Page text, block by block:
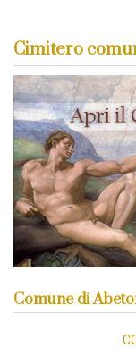
Cimitero
Comune di